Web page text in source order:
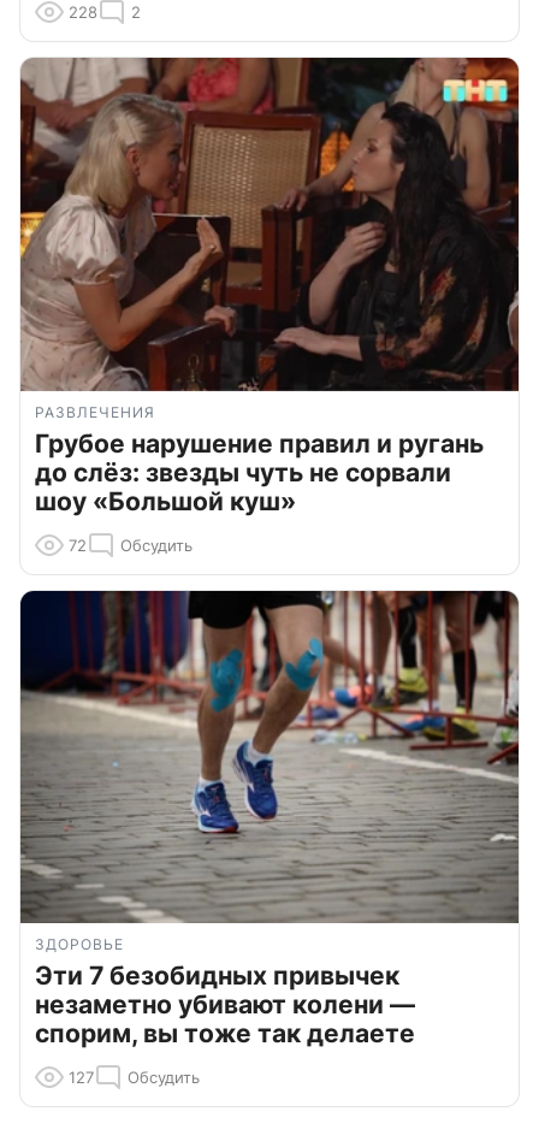
228 2
РАЗВЛЕЧЕНИЯ
Грубое нарушение правил и ругань
до слёз: звезды чуть не сорвали
шоу «Большой куш»
72 Обсудить
ЗДОРОВЬЕ
Эти 7 безобидных привычек
незаметно убивают колени —
спорим, вы тоже так делаете
127 Обсудить